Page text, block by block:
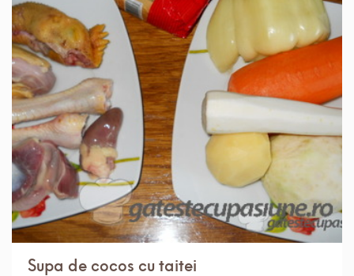
IN 3 ORE. MEDIU 6 PORTII
Supa de cocos cu taitei